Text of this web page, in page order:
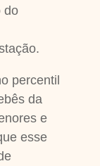
do
percentil
da
e
esse